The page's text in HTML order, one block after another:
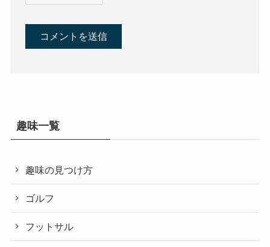
趣味一覧
趣味の見つけ方
ゴルフ
フットサル